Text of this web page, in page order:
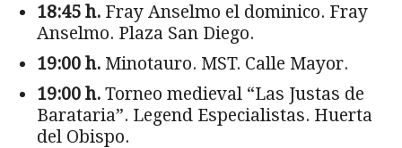
18:45 h. Fray Anselmo el dominico. Fray
Anselmo. Plaza San Diego.
19:00 h. Minotauro. MST. Calle Mayor.
19:00 h. Torneo medieval “Las Justas de
Barataria”. Legend Especialistas. Huerta
del Obispo.